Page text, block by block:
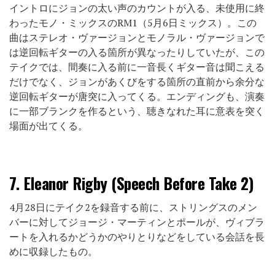
イントロにジョンの太い声のカウントが入る、未使用に終
わったモノ・ミックスのRM1（5月6日ミックス）。この
曲はステレオ・ヴァージョンとモノラル・ヴァージョンで
は逆回転ギターの入る箇所が異なったりしていたが、この
テイクでは、間奏に入る前に一音長くギター音は聞こえる
だけでなく、ジョンがあくびをする箇所の直前から余分な
逆回転ギターが唐突に入ってくる。エンディングも、演奏
に一部ブランクを作るという、聴きなれた耳に意表を突く
場面が出てくる。
7.Eleanor Rigby (Speech Before Take 2)
4月28日にテイク2を録音する前に、ストリングスのメン
バーに対してジョージ・マーティンとポールが、ヴィブラ
ートを入れるかどうかのやりとりなどをしている会話を長
めに収録したもの。